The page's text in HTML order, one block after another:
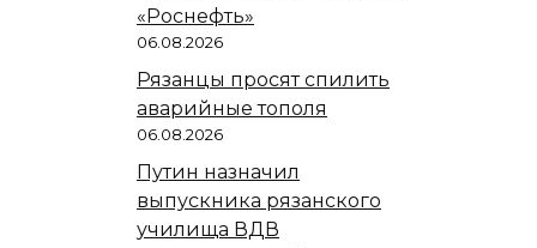
«Роснефть»
06.08.2026
Рязанцы просят спилить
аварийные тополя
06.08.2026
Путин назначил
выпускника рязанского
училища ВДВ